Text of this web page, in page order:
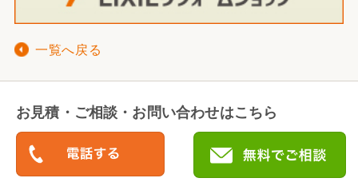
一覧へ戻る
お見積・ご相談・お問い合わせはこちら